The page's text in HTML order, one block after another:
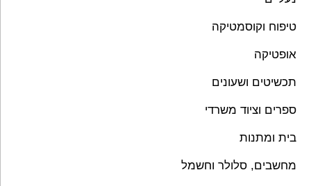
טיפוח וקוסמטיקה
אופטיקה
תכשיטים ושעונים
ספרים וציוד משרדי
בית ומתנות
מחשבים, סלולר וחשמל